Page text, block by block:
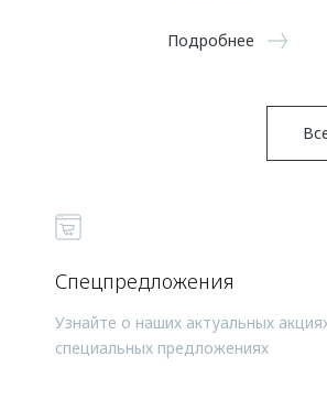
Подробнее
Спецпредложения
Узнайте о наших актуальных
специальных предложениях